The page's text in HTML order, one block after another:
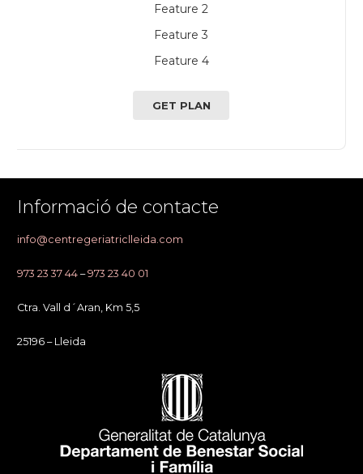
Feature 2
Feature 3
Feature 4
GET PLAN
Informació de contacte
info@centregeriatriclleida.com
973 23 37 44 –973 23 40 01
Ctra. Vall d´Aran, Km 5,5
25196 – Lleida